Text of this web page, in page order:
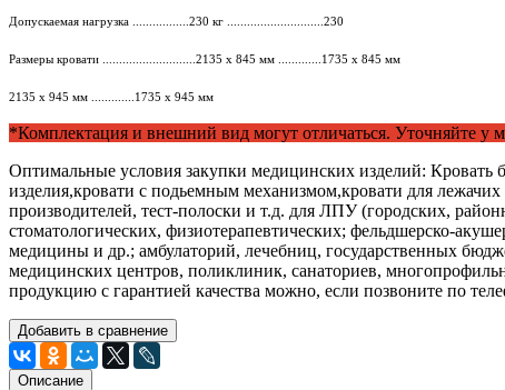
Допускаемая нагрузка .................230 кг .............................230
Размеры кровати ............................2135 х 845 мм .............1735 х 845 мм
2135 х 945 мм .............1735 х 945 мм
*Комплектация и внешний вид могут отличаться. Уточняйте
Оптимальные условия закупки медицинских изделий: Кровать
изделия,кровати с подьемным механизмом,кровати для
производителей, тест-полоски и т.д. для ЛПУ (городских,
стоматологических, физиотерапевтических; фельдшерско-
медицины и др.; амбулаторий, лечебниц, государственных
медицинских центров, поликлиник, санаториев,
продукцию с гарантией качества можно, если позвоните по
Добавить в сравнение
Описание